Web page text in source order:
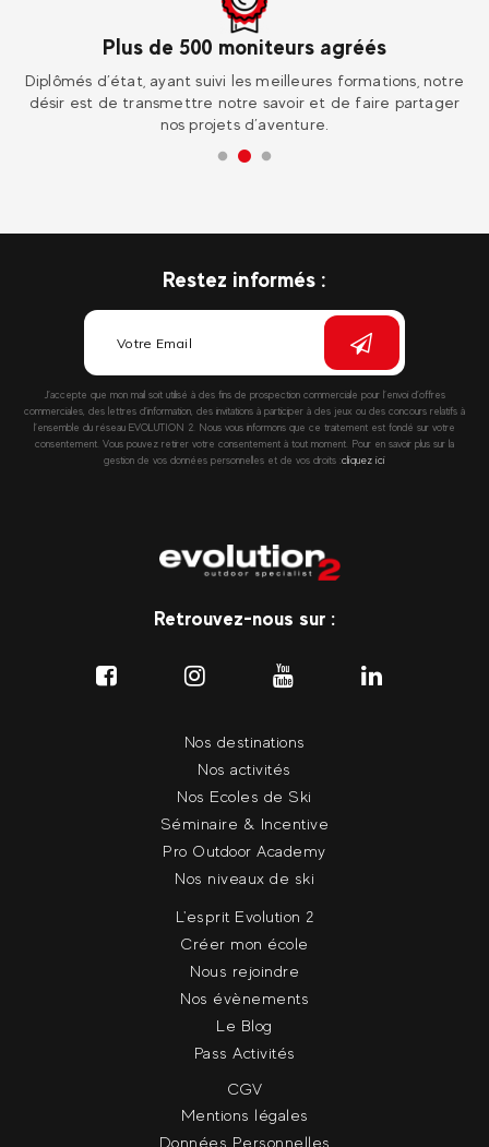
Plus de 500 moniteurs agréés
Diplômés d’état, ayant suivi les meilleures formations, notre
désir est de transmettre notre savoir et de faire partager
nos projets d’aventure.
Restez informés :
J’accepte que mon mail soit utilisé à des fins de prospection commerciale pour l’envoi d’offres
commerciales, des lettres d’information, des invitations à participer à des jeux ou des concours relatifs à
l’ensemble du réseau EVOLUTION 2. Nous vous informons que ce traitement est fondé sur votre
consentement. Vous pouvez retirer votre consentement à tout moment. Pour en savoir plus sur la
gestion de vos données personnelles et de vos droits :cliquez ici
Retrouvez-nous sur :
Nos destinations
Nos activités
Nos Ecoles de Ski
Séminaire & Incentive
Pro Outdoor Academy
Nos niveaux de ski
L'esprit Evolution 2
Créer mon école
Nous rejoindre
Nos évènements
Le Blog
Pass Activités
CGV
Mentions légales
Données Personnelles